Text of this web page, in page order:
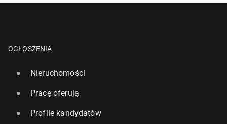
OGŁOSZENIA
Nieruchomości
Pracę oferują
Profile kandydatów